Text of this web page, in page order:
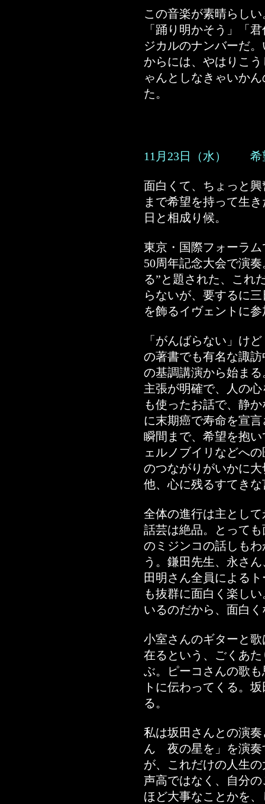
この音楽が素晴らし
「踊り明かそう」「
ジカルのナンバーだ
からには、やはりこ
ゃんとしなきゃいか
た。
11月23日（水） 希
面白くて、ちょっと
まで希望を持って生
日と相成り候。
東京・国際フォーラ
50周年記念大会で演
る”と題された、これ
らないが、要するに
を飾るイヴェントに
「がんばらない」け
の著書でも有名な諏
の基調講演から始ま
主張が明確で、人の
も使ったお話で、静
に末期癌で寿命を宣
瞬間まで、希望を抱
ェルノブイリなどへ
のつながりがいかに
他、心に残るすてき
全体の進行は主とし
話芸は絶品。とって
のミジンコの話しも
う。鎌田先生、永さ
田明さん全員による
も抜群に面白く楽し
いるのだから、面白
小室さんのギターと
在るという、ごくあ
ぶ。ピーコさんの歌
トに伝わってくる。
る。
私は坂田さんとの演
ん 夜の星を」を演奏
が、これだけの人生
声高ではなく、自分
ほど大事なことかを